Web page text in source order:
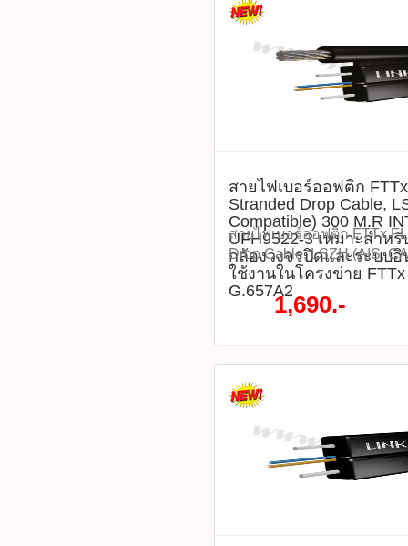
UFH9222, สายไฟเบอร์ภาย
FTTH, Single Mode,
เมตร ติดตามโปรโมชั่นทั้ง
หมด
ที่นี้ 065-862-4063(sale โ
2686 (sale ตี๋)
@peeranun8336
HD720p, HD960P,
ภาพก่อนเข้า (ตัวส่ง) : 100-
คุณภาพใสย ชนิดหัวเชื่อนต่อ
FC/APC ทนต่อสัญญาณรบก
ติดตามโปรโมชั่นทั้ง
987-3656 (saleธิป)
2686 (sale ตี๋)
Compatible) 300 M.R
UFH9522-3 เหมาะสำ
กล้องวงจรปิดและระบบอิ
ใช้งานในโครงข่าย
G.657A2
สายไฟเบอร์ออฟติก FTTx
Drop Cable, LSZH (AIS,
M.R INTERLINK รุ่น
งานเดินสัญญาณกล้องวงจร
เนต สำหรับใช้งานในโครง
ITU-T G.657A2 โครงสร้าง
และน้ำหนักเบา ทนทาน มีค
และแสงแดด ตัวสายไม่มีส่ว
ปลอดภัยจากกระแสไฟฟ้า
MIDYEAR SALE 2026 ลด
ราคา 2,020 บาท ลดเหลือร
UFH9522-3 (รหัสสินค้า :
โมชั่นทั้งหมด
ซื้อสินค้าที่นี้ 065-862-
1,690.-